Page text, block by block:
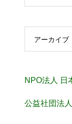
アーカイブ
NPO法人 日
公益社団法